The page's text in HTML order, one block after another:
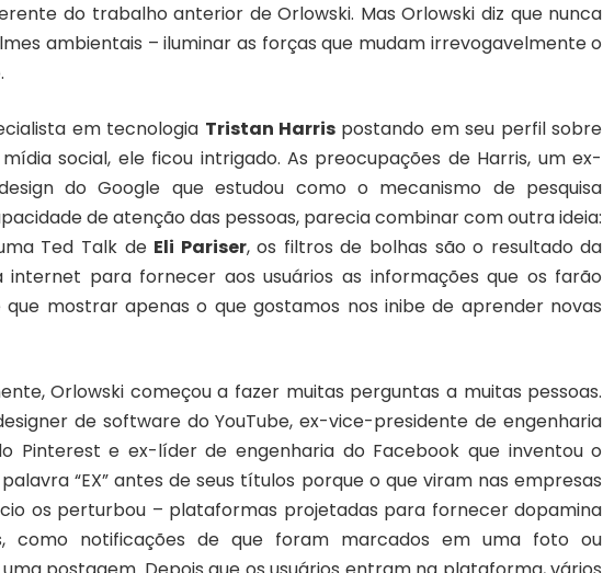
do trabalho anterior de Orlowski. Mas Orlowski diz que nunca
ambientais – iluminar as forças que mudam irrevogavelmente o
em tecnologia Tristan Harris postando em seu perfil sobre
social, ele ficou intrigado. As preocupações de Harris, um ex-
do Google que estudou como o mecanismo de pesquisa
de atenção das pessoas, parecia combinar com outra ideia:
Ted Talk de Eli Pariser, os filtros de bolhas são o resultado da
para fornecer aos usuários as informações que os farão
mostrar apenas o que gostamos nos inibe de aprender novas
Orlowski começou a fazer muitas perguntas a muitas pessoas.
de software do YouTube, ex-vice-presidente de engenharia
Pinterest e ex-líder de engenharia do Facebook que inventou o
“EX” antes de seus títulos porque o que viram nas empresas
os perturbou – plataformas projetadas para fornecer dopamina
como notificações de que foram marcados em uma foto ou